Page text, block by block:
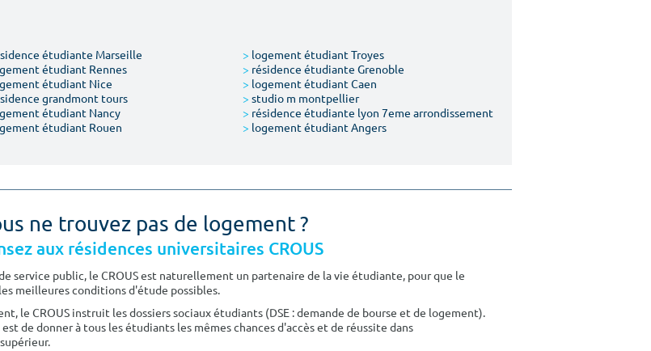
étudiante Marseille > logement étudiant Troyes
étudiant Rennes > résidence étudiante Grenoble
étudiant Nice > logement étudiant Caen
grandmont tours > studio m montpellier
étudiant Nancy > résidence étudiante lyon 7eme arrondissement
étudiant Rouen > logement étudiant Angers
ne trouvez pas de logement ?
aux résidences universitaires CROUS
service public, le CROUS est naturellement un partenaire de la vie étudiante, pour que le
meilleures conditions d'étude possibles.
le CROUS instruit les dossiers sociaux étudiants (DSE : demande de bourse et de logement).
de donner à tous les étudiants les mêmes chances d'accès et de réussite dans